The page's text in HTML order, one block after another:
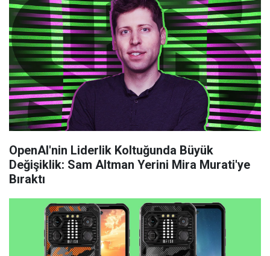
OpenAI'nin Liderlik Koltuğunda Büyük
Değişiklik: Sam Altman Yerini Mira Murati'ye
Bıraktı